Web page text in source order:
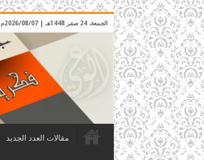
الجمعة، 24 صفر 1448هـ | 2026/08/07م
مقالات العدد الجديد